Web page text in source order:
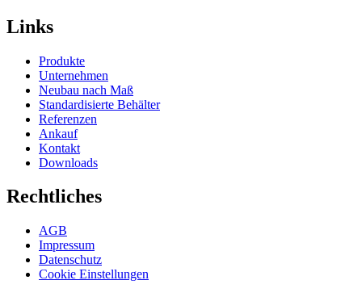
Links
Produkte
Unternehmen
Neubau nach Maß
Standardisierte Behälter
Referenzen
Ankauf
Kontakt
Downloads
Rechtliches
AGB
Impressum
Datenschutz
Cookie Einstellungen